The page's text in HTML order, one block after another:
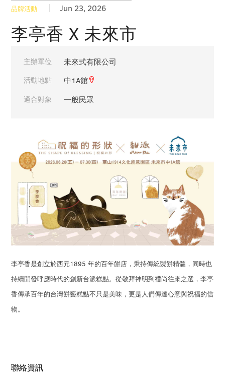
品牌活動 Jun 23, 2026
李亭香 X 未來市
主辦單位 未來式有限公司
活動地點 中1A館
適合對象 一般民眾
李亭香是創立於西元1895年的百年餅店，秉持傳統製餅精髓，同時也
持續開發呼應時代的創新台派糕點。從敬拜神明到禮尚往來之選，李亭
香傳承百年的台灣餅藝糕點不只是美味，更是人們傳達心意與祝福的信
物。
聯絡資訊